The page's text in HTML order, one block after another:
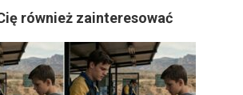
również zainteresować